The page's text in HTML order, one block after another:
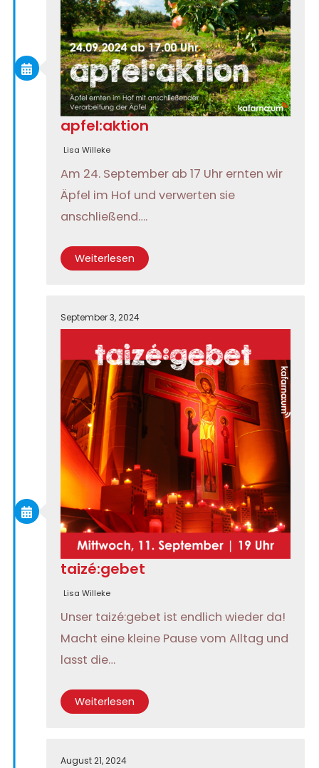
apfel:aktion
Lisa Willeke
Am 24. September ab 17 Uhr ernten wir
Äpfel im Hof und verwerten sie
anschließend….
Weiterlesen
September 3, 2024
taizé:gebet
Lisa Willeke
Unser taizé:gebet ist endlich wieder da!
Macht eine kleine Pause vom Alltag und
lasst die…
Weiterlesen
August 21, 2024